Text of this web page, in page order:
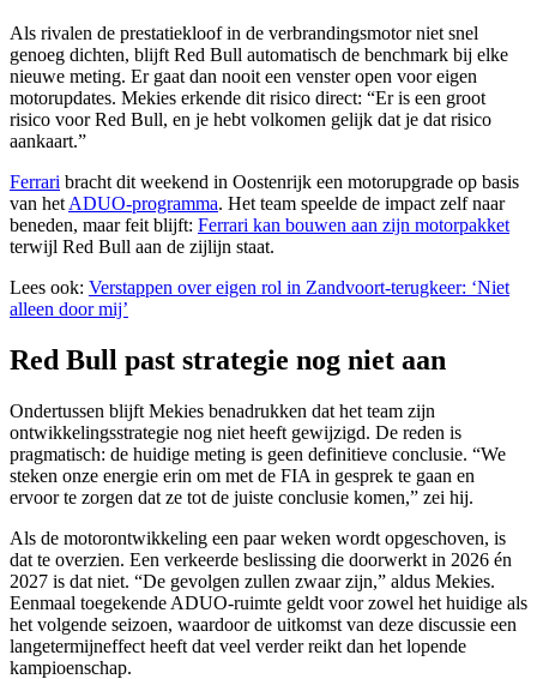
Als rivalen de prestatiekloof in de verbrandingsmotor niet snel
genoeg dichten, blijft Red Bull automatisch de benchmark bij elke
nieuwe meting. Er gaat dan nooit een venster open voor eigen
motorupdates. Mekies erkende dit risico direct: “Er is een groot
risico voor Red Bull, en je hebt volkomen gelijk dat je dat risico
aankaart.”
Ferrari bracht dit weekend in Oostenrijk een motorupgrade op basis
van het ADUO-programma. Het team speelde de impact zelf naar
beneden, maar feit blijft: Ferrari kan bouwen aan zijn motorpakket
terwijl Red Bull aan de zijlijn staat.
Lees ook: Verstappen over eigen rol in Zandvoort-terugkeer: ‘Niet
alleen door mij’
Red Bull past strategie nog niet aan
Ondertussen blijft Mekies benadrukken dat het team zijn
ontwikkelingsstrategie nog niet heeft gewijzigd. De reden is
pragmatisch: de huidige meting is geen definitieve conclusie. “We
steken onze energie erin om met de FIA in gesprek te gaan en
ervoor te zorgen dat ze tot de juiste conclusie komen,” zei hij.
Als de motorontwikkeling een paar weken wordt opgeschoven, is
dat te overzien. Een verkeerde beslissing die doorwerkt in 2026 én
2027 is dat niet. “De gevolgen zullen zwaar zijn,” aldus Mekies.
Eenmaal toegekende ADUO-ruimte geldt voor zowel het huidige als
het volgende seizoen, waardoor de uitkomst van deze discussie een
langetermijneffect heeft dat veel verder reikt dan het lopende
kampioenschap.